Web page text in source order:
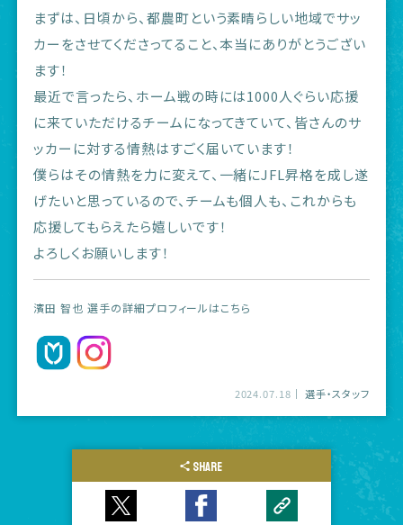
まずは、日頃から、都農町という素晴らしい地域でサッ
カーをさせてくださってること、本当にありがとうござい
ます！
最近で言ったら、ホーム戦の時には1000人ぐらい応援
に来ていただけるチームになってきていて、皆さんのサ
ッカーに対する情熱はすごく届いています！
僕らはその情熱を力に変えて、一緒にJFL昇格を成し遂
げたいと思っているので、チームも個人も、これからも
応援してもらえたら嬉しいです！
よろしくお願いします！
濱田 智也 選手の詳細プロフィールはこちら
2024.07.18 選手・スタッフ
SHARE